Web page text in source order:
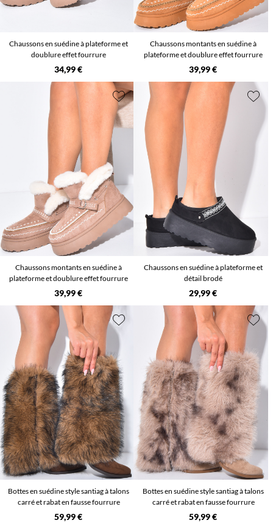
Chaussons en suédine à plateforme et
doublure effet fourrure
34,99 €
Chaussons montants en suédine à
plateforme et doublure effet fourrure
39,99 €
Chaussons montants en suédine à
plateforme et doublure effet fourrure
39,99 €
Chaussons en suédine à plateforme et
détail brodé
29,99 €
Bottes en suédine style santiag à talons
carré et rabat en fausse fourrure
59,99 €
Bottes en suédine style santiag à talons
carré et rabat en fausse fourrure
59,99 €